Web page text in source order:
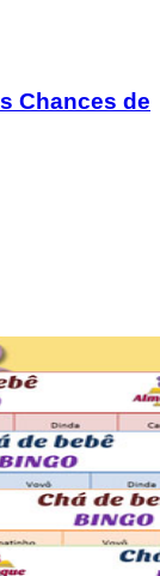
Chances de